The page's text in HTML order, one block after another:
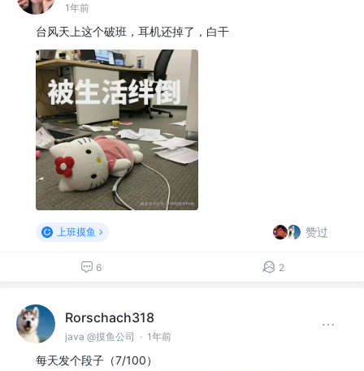
1年前
台风天上这个破班，耳机还掉了，白干
上班摸鱼 赞过
6 2
Rorschach318
java @摸鱼公司 · 1年前
每天发个段子（7/100）